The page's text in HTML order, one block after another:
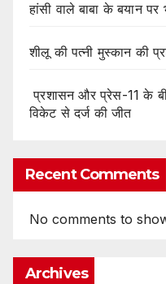
हांसी वाले बाबा के बयान
शीलू की पत्नी मुस्कान की
प्रशासन और प्रेस-11 के
विकेट से दर्ज की जीत
Recent Comments
No comments to
Archives